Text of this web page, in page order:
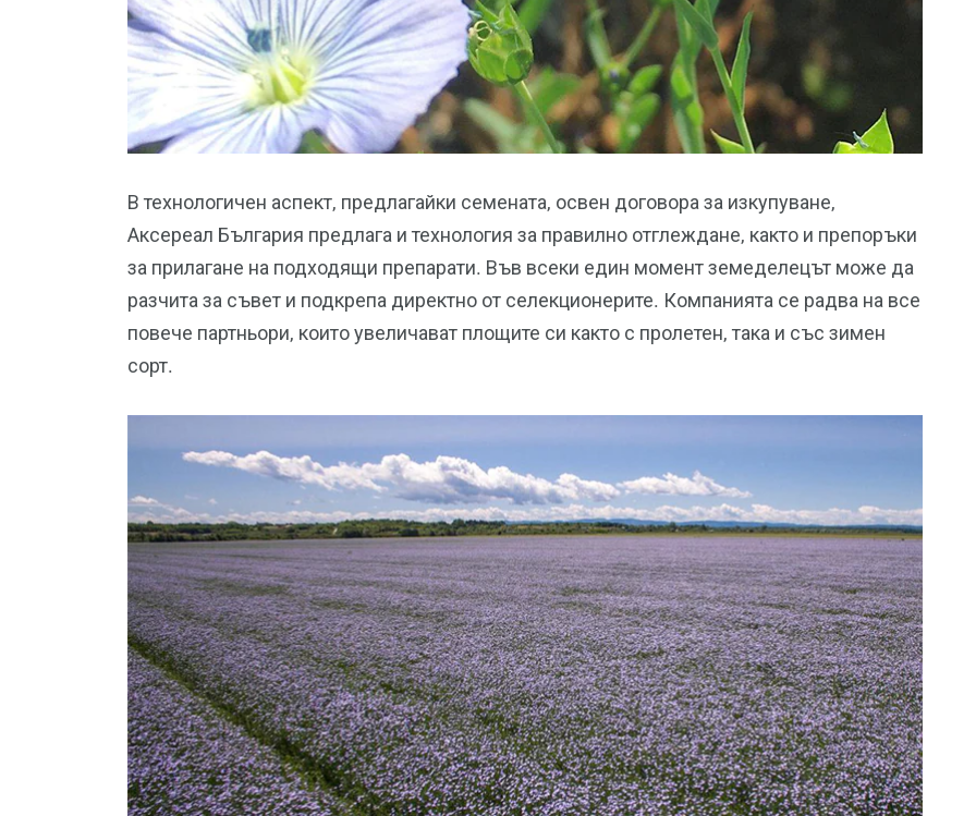
В технологичен аспект, предлагайки семената, освен договора за изкупуване,
Аксереал България предлага и технология за правилно отглеждане, както и препоръки
за прилагане на подходящи препарати. Във всеки един момент земеделецът може да
разчита за съвет и подкрепа директно от селекционерите. Компанията се радва на все
повече партньори, които увеличават площите си както с пролетен, така и със зимен
сорт.